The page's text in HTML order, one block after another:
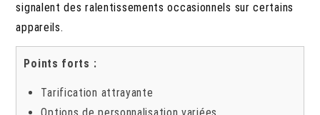
signalent des ralentissements occasionnels sur certains
appareils.
Points forts :
Tarification attrayante